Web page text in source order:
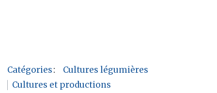
Catégories:
Cultures légumières
Cultures et productions